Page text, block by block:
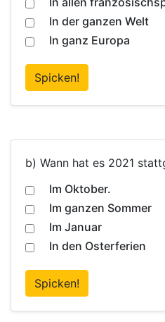
In der ganzen Welt
In ganz Europa
Spicken!
b) Wann hat es 2021
Im Oktober.
Im ganzen Sommer
Im Januar
In den Osterferien
Spicken!